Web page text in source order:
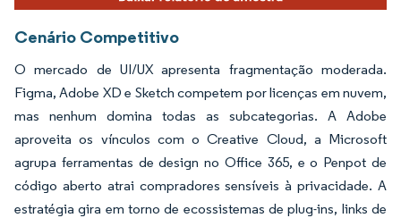
Cenário Competitivo
O mercado de UI/UX apresenta fragmentação moderada.
Figma, Adobe XD e Sketch competem por licenças em nuvem,
mas nenhum domina todas as subcategorias. A Adobe
aproveita os vínculos com o Creative Cloud, a Microsoft
agrupa ferramentas de design no Office 365, e o Penpot de
código aberto atrai compradores sensíveis à privacidade. A
estratégia gira em torno de ecossistemas de plug-ins, links de